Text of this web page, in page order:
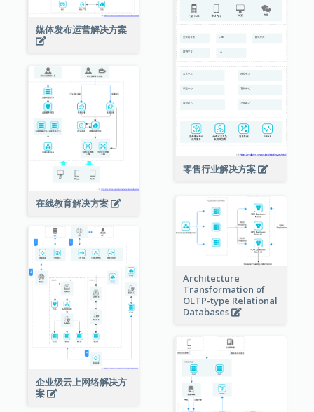
媒体发布运营解决方案
零售行业解决方案
在线教育解决方案
Architecture
Transformation of
OLTP-type Relational
Databases
企业级云上网络解决方
案